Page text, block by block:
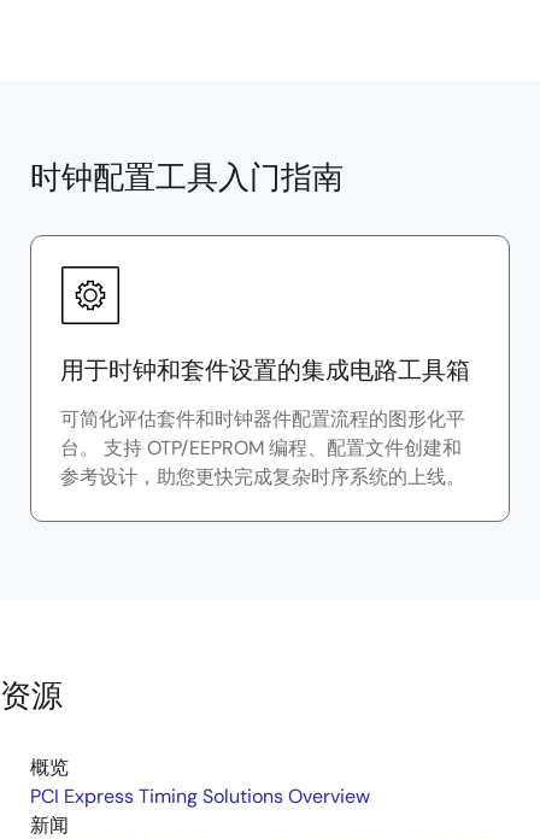
时钟配置工具入门指南
用于时钟和套件设置的集成电路工具箱
可简化评估套件和时钟器件配置流程的图形化平
台。 支持 OTP/EEPROM 编程、配置文件创建和
参考设计，助您更快完成复杂时序系统的上线。
资源
概览
PCI Express Timing Solutions Overview
新闻